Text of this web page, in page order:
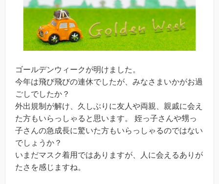
ゴールデンウィークが明けました。
今年は飛び飛びの連休でしたが、みなさまいかがお過
ごしでしたか？
外出規制が解け、久しぶりに友人や両親、親戚に会え
た方もいらっしゃると思います。 姪っ子さんや甥っ
子さんの急成長に驚いた方もいらっしゃるのではない
でしょうか？
いまだマスク着用ではありますが、人に会えるありが
たさを感じますね。